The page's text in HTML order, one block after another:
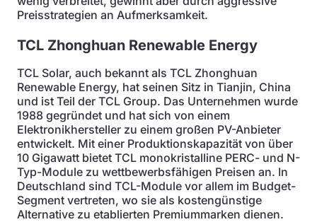
Preisstrategien an Aufmerksamkeit.
TCL Zhonghuan Renewable Energy
TCL Solar, auch bekannt als TCL Zhonghuan
Renewable Energy, hat seinen Sitz in Tianjin, China
und ist Teil der TCL Group. Das Unternehmen wurde
1988 gegründet und hat sich von einem
Elektronikhersteller zu einem großen PV-Anbieter
entwickelt. Mit einer Produktionskapazität von über
10 Gigawatt bietet TCL monokristalline PERC- und N-
Typ-Module zu wettbewerbsfähigen Preisen an. In
Deutschland sind TCL-Module vor allem im Budget-
Segment vertreten, wo sie als kostengünstige
Alternative zu etablierten Premiummarken dienen.